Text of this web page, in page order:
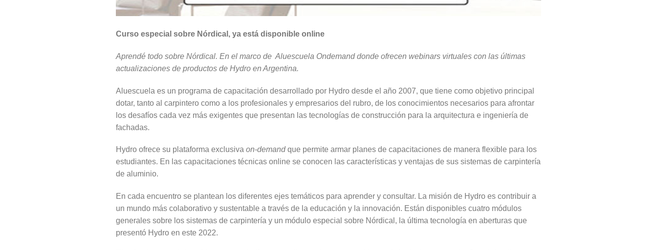
Curso especial sobre Nórdical, ya está disponible online
Aprendé todo sobre Nórdical. En el marco de Aluescuela Ondemand donde ofrecen webinars virtuales con las últimas
actualizaciones de productos de Hydro en Argentina.
Aluescuela es un programa de capacitación desarrollado por Hydro desde el año 2007, que tiene como objetivo principal
dotar, tanto al carpintero como a los profesionales y empresarios del rubro, de los conocimientos necesarios para afrontar
los desafíos cada vez más exigentes que presentan las tecnologías de construcción para la arquitectura e ingeniería de
fachadas.
Hydro ofrece su plataforma exclusiva on-demandque permite armar planes de capacitaciones de manera flexible para los
estudiantes. En las capacitaciones técnicas online se conocen las características y ventajas de sus sistemas de carpintería
de aluminio.
En cada encuentro se plantean los diferentes ejes temáticos para aprender y consultar. La misión de Hydro es contribuir a
un mundo más colaborativo y sustentable a través de la educación y la innovación. Están disponibles cuatro módulos
generales sobre los sistemas de carpintería y un módulo especial sobre Nórdical, la última tecnología en aberturas que
presentó Hydro en este 2022.